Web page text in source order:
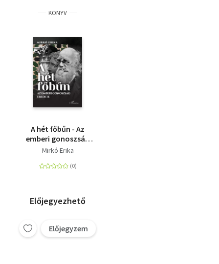
Tankönyv, segédkönyv
Társadalomtudomány
Természettudomány
Történelem
KÖNYV
A hét főbűn - Az
emberi gonoszság
eredete
Mirkó Erika
Előjegyezhető
Előjegyzem